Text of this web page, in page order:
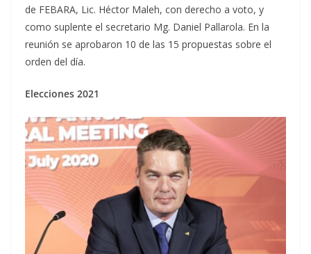
de FEBARA, Lic. Héctor Maleh, con derecho a voto, y
como suplente el secretario Mg. Daniel Pallarola. En la
reunión se aprobaron 10 de las 15 propuestas sobre el
orden del día.
Elecciones 2021